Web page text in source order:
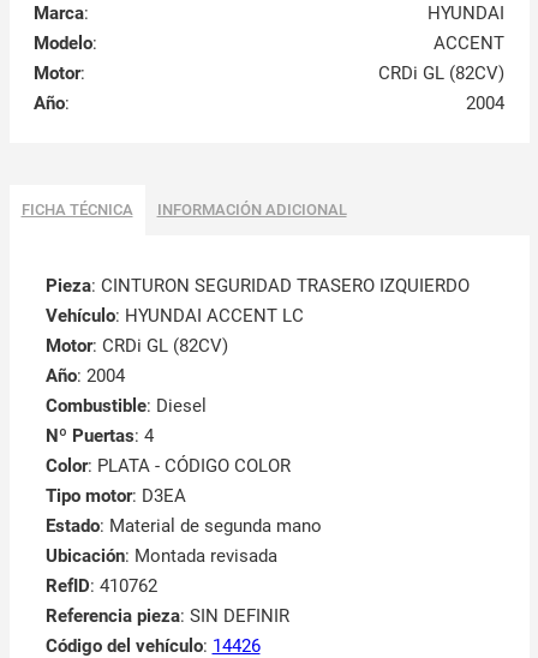
Marca:
HYUNDAI
Modelo:
ACCENT
Motor:
CRDi GL (82CV)
Año: 2004
FICHA TÉCNICA INFORMACIÓN ADICIONAL
Pieza: CINTURON SEGURIDAD TRASERO IZQUIERDO
Vehículo: HYUNDAI ACCENT LC
Motor: CRDi GL (82CV)
Año: 2004
Combustible: Diesel
Nº Puertas: 4
Color: PLATA - CÓDIGO COLOR
Tipo motor: D3EA
Estado: Material de segunda mano
Ubicación: Montada revisada
RefID: 410762
Referencia pieza: SIN DEFINIR
Código del vehículo: 14426